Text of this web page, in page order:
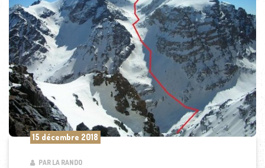
15 décembre 2018
PAR LA RANDO